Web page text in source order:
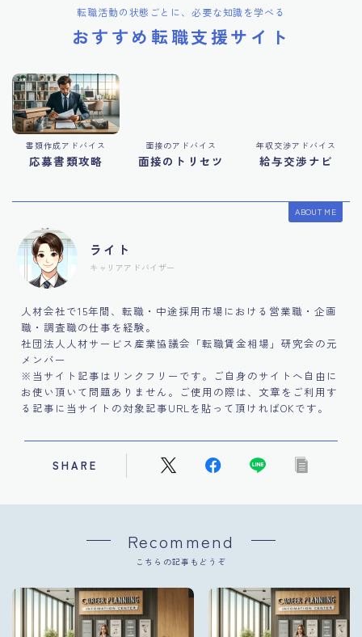
転職活動の状態ごとに、必要な知識を学べる
おすすめ転職支援サイト
書類作成アドバイス
応募書類攻略
面接のアドバイス
面接のトリセツ
年収交渉アドバイス
給与交渉ナビ
ABOUT ME
ライト
キャリアアドバイザー
人材会社で15年間、転職・中途採用市場における営業職・企画
職・調査職の仕事を経験。
社団法人人材サービス産業協議会「転職賃金相場」研究会の元
メンバー
※当サイト記事はリンクフリーです。ご自身のサイトへ自由に
お使い頂いて問題ありません。ご使用の際は、文章をご利用す
る記事に当サイトの対象記事URLを貼って頂ければOKです。
SHARE
Recommend
こちらの記事もどうぞ